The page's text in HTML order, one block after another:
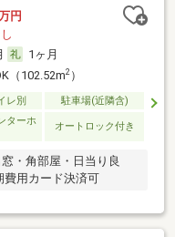
円
1ヶ月
（102.52m2）
レ別 駐車場(近隣含)
ターホ
オートロック付き
・角部屋・日当り良
費用カード決済可